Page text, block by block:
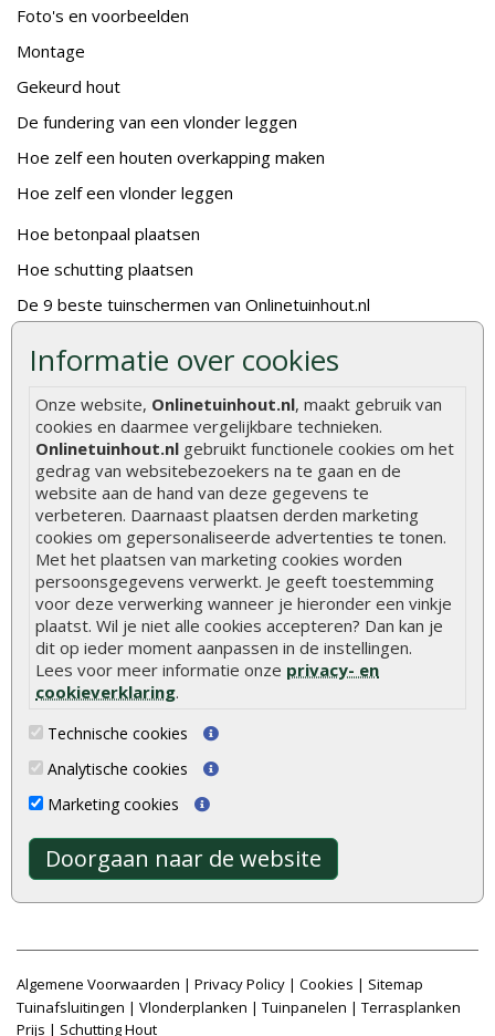
Informatie over cookies
Onze website, Onlinetuinhout.nl, maakt gebruik van
cookies en daarmee vergelijkbare technieken.
Onlinetuinhout.nl gebruikt functionele cookies om het
gedrag van websitebezoekers na te gaan en de
website aan de hand van deze gegevens te
verbeteren. Daarnaast plaatsen derden marketing
cookies om gepersonaliseerde advertenties te tonen.
Met het plaatsen van marketing cookies worden
persoonsgegevens verwerkt. Je geeft toestemming
voor deze verwerking wanneer je hieronder een vinkje
plaatst. Wil je niet alle cookies accepteren? Dan kan je
dit op ieder moment aanpassen in de instellingen.
Lees voor meer informatie onze privacy- en
cookieverklaring.
Technische cookies
Analytische cookies
Marketing cookies
Doorgaan naar de website
Foto's en voorbeelden
Montage
Gekeurd hout
De fundering van een vlonder leggen
Hoe zelf een houten overkapping maken
Hoe zelf een vlonder leggen
Hoe betonpaal plaatsen
Hoe schutting plaatsen
De 9 beste tuinschermen van Onlinetuinhout.nl
Duurzame tuin
Welke palen voor een schapenhek
Alle populaire categorieën
Tuinhout
Schutting
Vlonderplanken
Tuinpalen
Tuinhekken
Tuinhuizen
Tuindeuren
Tuinschermen
Schuttingplanken
Steigerplanken
Douglas hout
Rabatdelen
Onlinetuinhout.nl ©2026
Algemene Voorwaarden | Privacy Policy | Cookies | Sitemap
Tuinafsluitingen | Vlonderplanken | Tuinpanelen | Terrasplanken
Prijs | Schutting Hout